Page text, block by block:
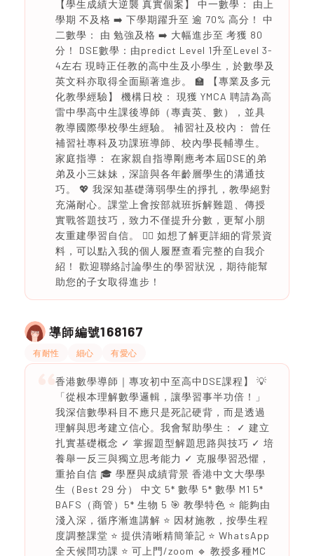
【學生成績大逆襲 真實個案】 中一數學： 由上
學期 不及格 ➡️ 下學期躍升至 逾 70% 高分！ 中
二數學： 由 勉強及格 ➡️ 大幅進步至 考獲 80
分！ DSE數學：由predict Level 1升至Level 3-
4左右 現時正任教的高中生及小學生，於數學及
英文科亦取得全面顯著進步。 🏫 【專業及多元
化教學經驗】 機構日校： 現獲 YMCA 聘請為高
雷中學高中生課後導師（專責英、數），並具
教導國際學校學生經驗。 補習社及校內： 曾任
補習社專科及功課班導師、校內學長輔導生。
家庭指導： 在家親自指導剛應考本屆DSE的弟
弟及小三妹妹，深諳與各年齡層學生的溝通技
巧。 💖 我深知基礎薄弱學生的掙扎，教學絕對
充滿耐心。課堂上會按部就班拆解難題、傳授
實戰答題技巧，致力不僅提升分數，更幫小朋
友重建學習自信。 👉🏻 如想了解更詳細的背景資
料，可以點入我的個人履歷查看完整的自我介
紹！ 歡迎聯絡討論學生的學習狀況，期待能幫
助您的子女取得進步！
導師編號168167
有耐性 細心 有愛心
香港數學導師｜專攻初中至高中DSE課程】 💡
「從根本理解數學邏輯，讓學習事半功倍！」
我深信數學科目不應只是死記硬背，而是透過
理解與思考建立信心。我會幫助學生： ✓ 建立
扎實基礎概念 ✓ 掌握題型解題思路與技巧 ✓ 培
養舉一反三與獨立思考能力 ✓ 克服學習恐懼，
重拾自信 🎓 學歷與成績背景 香港中文大學學
生（Best 29 分） 中文 5* 數學 5* 數學 M1 5*
BAFS（商管）5* 生物 5 🎯 教學特色 ⭐️ 能夠由
淺入深，循序漸進講解 ⭐️ 因材施教，按學生程
度調整課堂 ⭐️ 提供清晰精簡筆記 ⭐️ WhatsApp
全天候問功課 ⭐️ 可上門/zoom 🔹 教授多種MC